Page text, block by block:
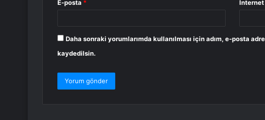
E-posta *
Daha sonraki yorumlarımda kullanılması için adım, e-posta
kaydedilsin.